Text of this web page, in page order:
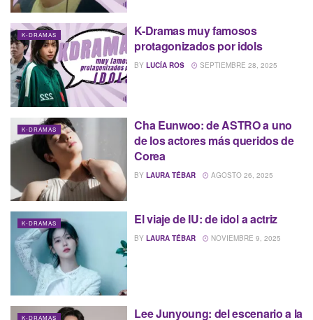
K-DRAMAS
K-Dramas muy famosos
protagonizados por idols
BY LUCÍA ROS SEPTIEMBRE 28, 2025
K-DRAMAS
Cha Eunwoo: de ASTRO a uno
de los actores más queridos de
Corea
BY LAURA TÉBAR AGOSTO 26, 2025
K-DRAMAS El viaje de IU: de idol a actriz
BY LAURA TÉBAR NOVIEMBRE 9, 2025
K-DRAMAS
Lee Junyoung: del escenario a la